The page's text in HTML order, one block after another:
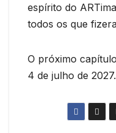
espírito do
todos os que
O próximo
4 de julho de 2027.